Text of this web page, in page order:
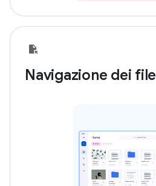
Navigazione dei file